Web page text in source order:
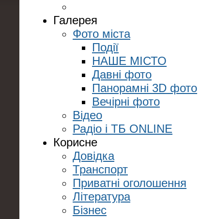
Галерея
Фото міста
Події
НАШЕ МІСТО
Давні фото
Панорамні 3D фото
Вечірні фото
Відео
Радіо і ТБ ONLINE
Корисне
Довідка
Транспорт
Приватні оголошення
Література
Бізнес